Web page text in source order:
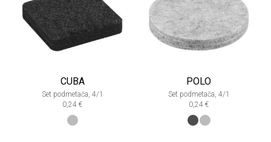
CUBA
Set podmetača, 4/1
0,24 €
POLO
Set podmetača, 4/1
0,24 €